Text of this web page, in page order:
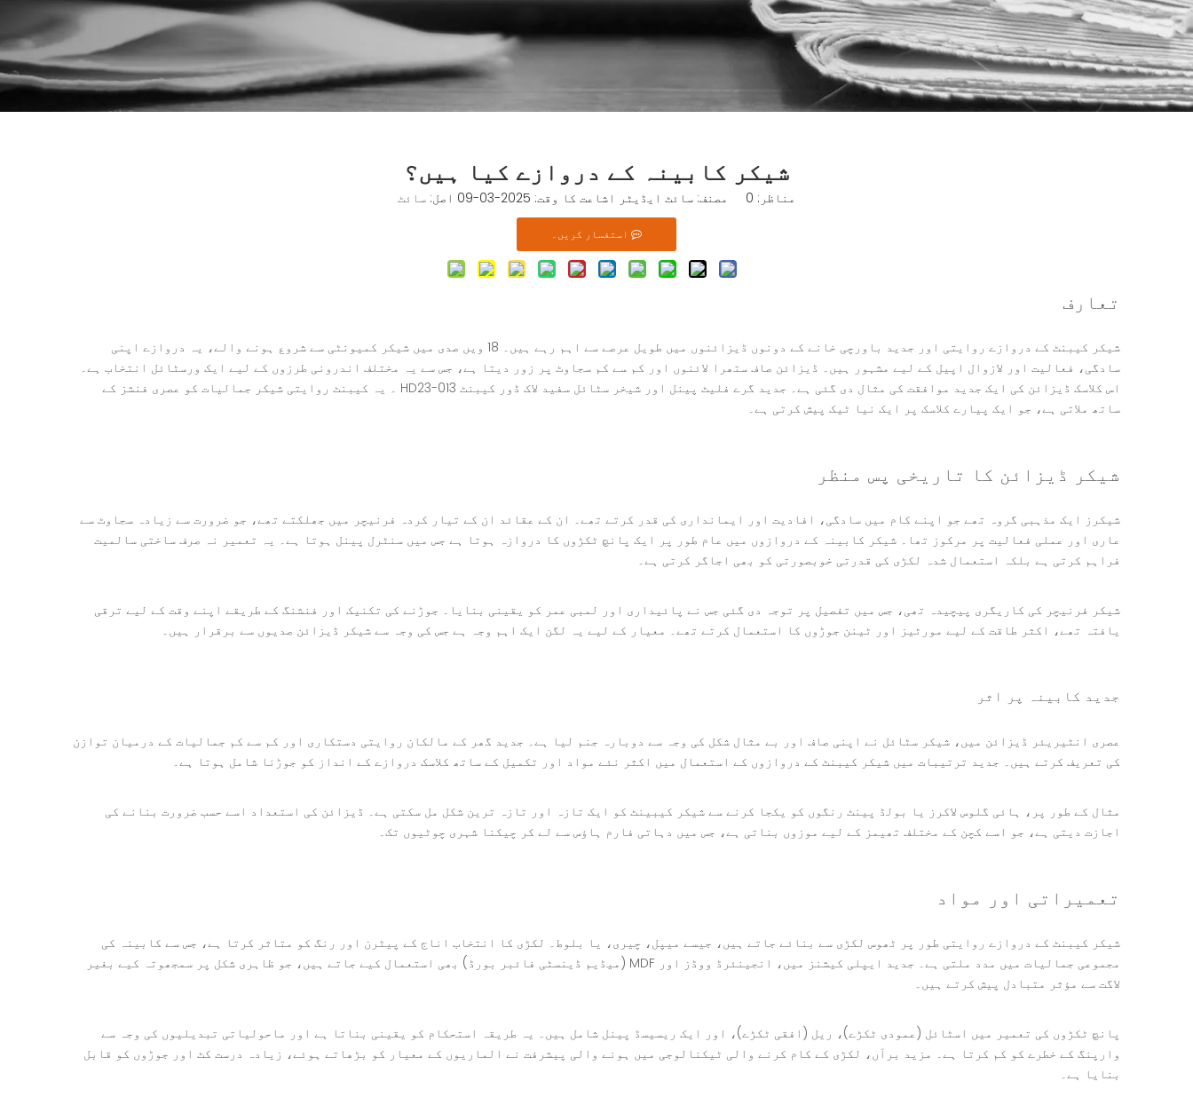
شیکر کابینہ کے دروازے کیا ہیں؟
مناظر: 0 مصنف: سائٹ ایڈیٹر اشاعت کا وقت: 2025-03-09 اصل: سائٹ
استفسار کریں۔
تعارف
شیکر کیبنٹ کے دروازے روایتی اور جدید باورچی خانے کے دونوں ڈیزائنوں میں طویل عرصے سے اہم رہے ہیں۔ 18 ویں صدی میں شیکر کمیونٹی سے شروع ہونے والے، یہ دروازے اپنی
سادگی، فعالیت اور لازوال اپیل کے لیے مشہور ہیں۔ ڈیزائن صاف ستھرا لائنوں اور کم سے کم سجاوٹ پر زور دیتا ہے، جس سے یہ مختلف اندرونی طرزوں کے لیے ایک ورسٹائل انتخاب ہے۔
اس کلاسک ڈیزائن کی ایک جدید موافقت کی مثال دی گئی ہے۔ جدید گرے فلیٹ پینل اور شیخر سٹائل سفید لاک ڈور کیبنٹ HD23-013
۔ یہ کیبنٹ روایتی شیکر جمالیات کو عصری فنشز کے
ساتھ ملاتی ہے، جو ایک پیارے کلاسک پر ایک نیا ٹیک پیش کرتی ہے۔
شیکر ڈیزائن کا تاریخی پس منظر
شیکرز ایک مذہبی گروہ تھے جو اپنے کام میں سادگی، افادیت اور ایمانداری کی قدر کرتے تھے۔ ان کے عقائد ان کے تیار کردہ فرنیچر میں جھلکتے تھے، جو ضرورت سے زیادہ سجاوٹ سے
عاری اور عملی فعالیت پر مرکوز تھا۔ شیکر کابینہ کے دروازوں میں عام طور پر ایک پانچ ٹکڑوں کا دروازہ ہوتا ہے جس میں سنٹرل پینل ہوتا ہے۔ یہ تعمیر نہ صرف ساختی سالمیت
فراہم کرتی ہے بلکہ استعمال شدہ لکڑی کی قدرتی خوبصورتی کو بھی اجاگر کرتی ہے۔
شیکر فرنیچر کی کاریگری پیچیدہ تھی، جس میں تفصیل پر توجہ دی گئی جس نے پائیداری اور لمبی عمر کو یقینی بنایا۔ جوڑنے کی تکنیک اور فنشنگ کے طریقے اپنے وقت کے لیے ترقی
یافتہ تھے، اکثر طاقت کے لیے مورٹیز اور ٹینن جوڑوں کا استعمال کرتے تھے۔ معیار کے لیے یہ لگن ایک اہم وجہ ہے جس کی وجہ سے شیکر ڈیزائن صدیوں سے برقرار ہیں۔
جدید کابینہ پر اثر
عصری انٹیریئر ڈیزائن میں، شیکر سٹائل نے اپنی صاف اور بے مثال شکل کی وجہ سے دوبارہ جنم لیا ہے۔ جدید گھر کے مالکان روایتی دستکاری اور کم سے کم جمالیات کے درمیان توازن
کی تعریف کرتے ہیں۔ جدید ترتیبات میں شیکر کیبنٹ کے دروازوں کے استعمال میں اکثر نئے مواد اور تکمیل کے ساتھ کلاسک دروازے کے انداز کو جوڑنا شامل ہوتا ہے۔
مثال کے طور پر، ہائی گلوس لاکرز یا بولڈ پینٹ رنگوں کو یکجا کرنے سے شیکر کیبینٹ کو ایک تازہ اور تازہ ترین شکل مل سکتی ہے۔ ڈیزائن کی استعداد اسے حسب ضرورت بنانے کی
اجازت دیتی ہے، جو اسے کچن کے مختلف تھیمز کے لیے موزوں بناتی ہے، جس میں دہاتی فارم ہاؤس سے لے کر چیکنا شہری چوٹیوں تک۔
تعمیراتی اور مواد
شیکر کیبنٹ کے دروازے روایتی طور پر ٹھوس لکڑی سے بنائے جاتے ہیں، جیسے میپل، چیری، یا بلوط۔ لکڑی کا انتخاب اناج کے پیٹرن اور رنگ کو متاثر کرتا ہے، جس سے کابینہ کی
مجموعی جمالیات میں مدد ملتی ہے۔ جدید ایپلی کیشنز میں، انجینئرڈ ووڈز اور MDF (میڈیم ڈینسٹی فائبر بورڈ) بھی استعمال کیے جاتے ہیں، جو ظاہری شکل پر سمجھوتہ کیے بغیر
لاگت سے مؤثر متبادل پیش کرتے ہیں۔
پانچ ٹکڑوں کی تعمیر میں اسٹائل (عمودی ٹکڑے)، ریل (افقی ٹکڑے)، اور ایک ریسیسڈ پینل شامل ہیں۔ یہ طریقہ استحکام کو یقینی بناتا ہے اور ماحولیاتی تبدیلیوں کی وجہ سے
وارپنگ کے خطرے کو کم کرتا ہے۔ مزید برآں، لکڑی کے کام کرنے والی ٹیکنالوجی میں ہونے والی پیشرفت نے الماریوں کے معیار کو بڑھاتے ہوئے، زیادہ درست کٹ اور جوڑوں کو قابل
بنایا ہے۔